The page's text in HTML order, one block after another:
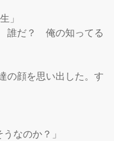
」
誰だ？　俺の知ってる
の顔を思い出した。す
なのか？」